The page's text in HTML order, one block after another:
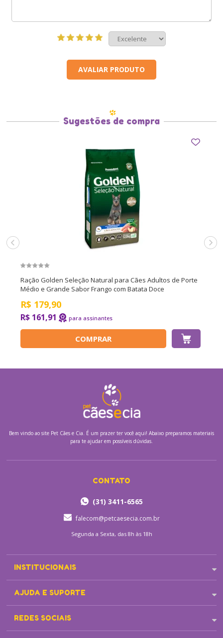
AVALIAR PRODUTO
Sugestões de compra
Ração Golden Seleção Natural para Cães Adultos de Porte
Médio e Grande Sabor Frango com Batata Doce
R$ 179,90
R$ 161,91
COMPRAR
Bem vindo ao site Pet Cães e Cia. É um prazer ter você aqui! Abaixo preparamos materiais
para te ajudar em possíveis dúvidas.
CONTATO
(31) 3411-6565
falecom@petcaesecia.com.br
Segunda a Sexta, das 8h às 18h
INSTITUCIONAIS
AJUDA E SUPORTE
REDES SOCIAIS